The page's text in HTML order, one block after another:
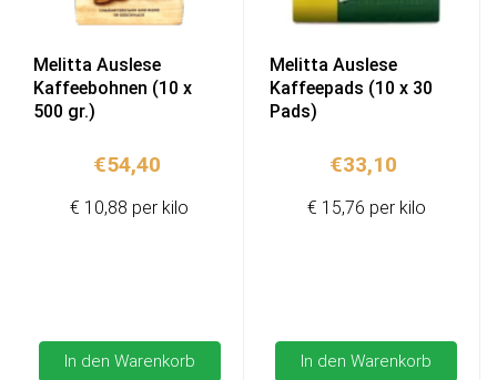
Melitta Auslese
Kaffeebohnen (10 x
500 gr.)
€54,40
In den Warenkorb
€ 10,88 per kilo
Melitta Auslese
Kaffeepads (10 x 30
Pads)
€33,10
In den Warenkorb
€ 15,76 per kilo